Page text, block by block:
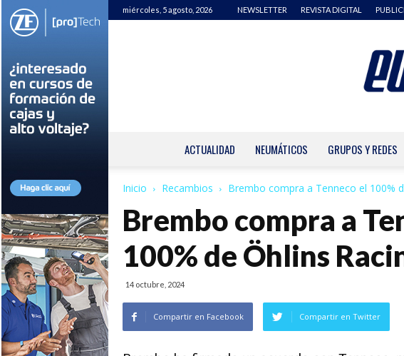
miércoles, 5 agosto, 2026 NEWSLETTER REVISTA DIGITAL
ACTUALIDAD NEUMÁTICOS GRUPOS Y REDES
Inicio Recambios Brembo compra a Tenneco el 100%
Brembo compra a
100% de Öhlins
14 octubre, 2024
Compartir en Facebook Compartir en Twitter